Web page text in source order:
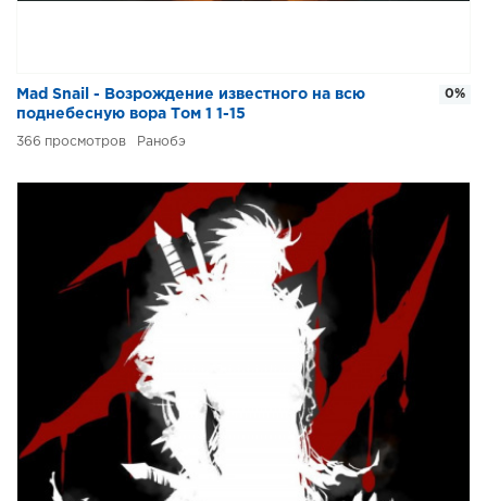
Mad Snail - Возрождение известного на всю
поднебесную вора Том 1 1-15
366 Ранобэ
0%